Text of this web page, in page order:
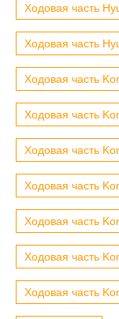
Ходовая часть
Ходовая часть
Ходовая часть
Ходовая часть
Ходовая часть
Ходовая часть
Ходовая часть
Ходовая часть
Ходовая часть